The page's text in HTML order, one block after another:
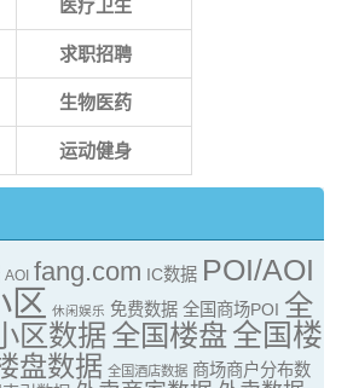
医疗卫生
求职招聘
生物医药
运动健身
AOI fang.com IC数据 POI/AOI
区 休闲娱乐 免费数据 全国商场POI 全
区数据全国楼盘全国楼
盘数据 全国酒店数据 商场商户分布数